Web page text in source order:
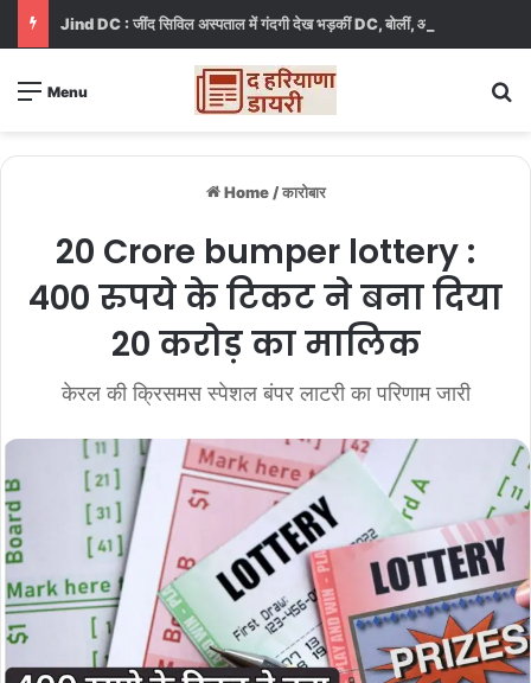
Menu
Home / कारोबार
20 Crore bumper lottery :
400 रुपये के टिकट ने बना दिया
20 करोड़ का मालिक
केरल की क्रिसमस स्पेशल बंपर लाटरी का परिणाम जारी